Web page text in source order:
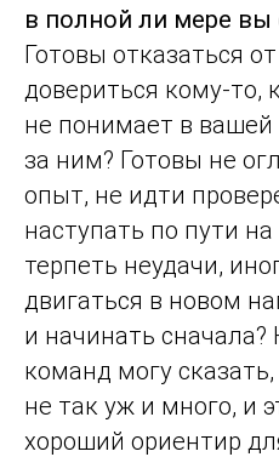
в полной ли мере вы
Готовы отказаться
довериться кому-то,
не понимает в
за ним? Готовы не
опыт, не идти
наступать по пути
терпеть неудачи,
двигаться в новом
и начинать
команд могу
не так уж и много, и
хороший ориентир